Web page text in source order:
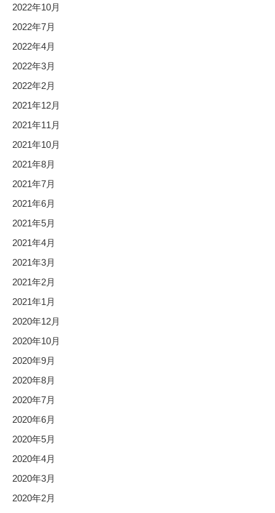
2022年10月
2022年7月
2022年4月
2022年3月
2022年2月
2021年12月
2021年11月
2021年10月
2021年8月
2021年7月
2021年6月
2021年5月
2021年4月
2021年3月
2021年2月
2021年1月
2020年12月
2020年10月
2020年9月
2020年8月
2020年7月
2020年6月
2020年5月
2020年4月
2020年3月
2020年2月